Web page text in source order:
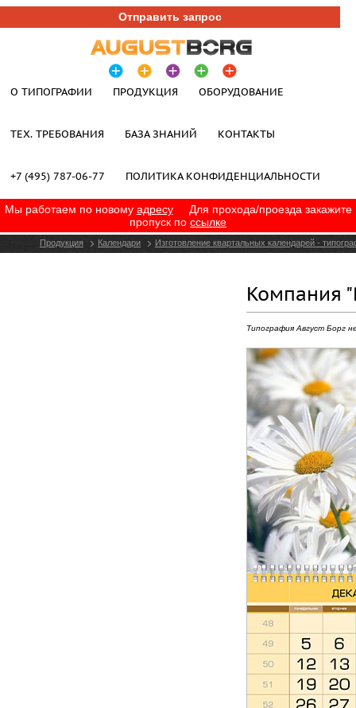
Отправить запрос
О ТИПОГРАФИИ ПРОДУКЦИЯ ОБОРУДОВАНИЕ
ТЕХ. ТРЕБОВАНИЯ БАЗА ЗНАНИЙ КОНТАКТЫ
+7 (495) 787-06-77 ПОЛИТИКА КОНФИДЕНЦИАЛЬНОСТИ
Мы работаем по новому адресу
Для прохода/проезда закажите
пропуск по ссылке
Продукция Календари Изготовление квартальных календарей -
Компания
Типография Август Борг